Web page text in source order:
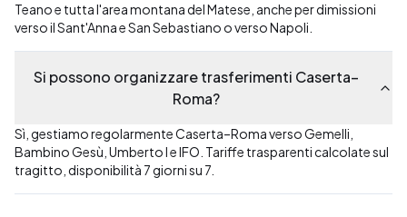
Teano e tutta l'area montana del Matese, anche per dimissioni
verso il Sant'Anna e San Sebastiano o verso Napoli.
Si possono organizzare trasferimenti Caserta–
Roma?
Sì, gestiamo regolarmente Caserta–Roma verso Gemelli,
Bambino Gesù, Umberto I e IFO. Tariffe trasparenti calcolate sul
tragitto, disponibilità 7 giorni su 7.